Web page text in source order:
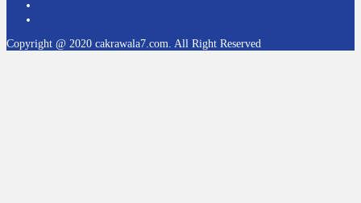
Copyright @ 2020 cakrawala7.com. All Right Reserved